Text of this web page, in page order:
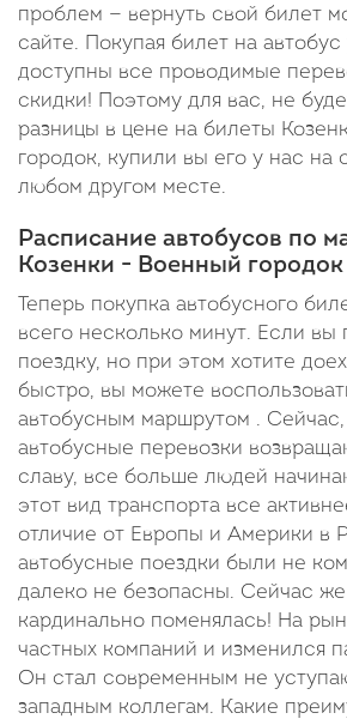
проблем — вернуть свой билет
сайте. Покупая билет на автобус
доступны все проводимые
скидки! Поэтому для вас, не
разницы в цене на билеты
городок, купили вы его у нас на
любом другом месте.
Расписание автобусов по
Козенки - Военный городок
Теперь покупка автобусного
всего несколько минут. Если вы
поездку, но при этом хотите
быстро, вы можете
автобусным маршрутом . Сейчас,
автобусные перевозки
славу, все больше людей
этот вид транспорта все
отличие от Европы и Америки в
автобусные поездки были не
далеко не безопасны. Сейчас же
кардинально поменялась! На
частных компаний и изменился
Он стал современным не
западным коллегам. Какие